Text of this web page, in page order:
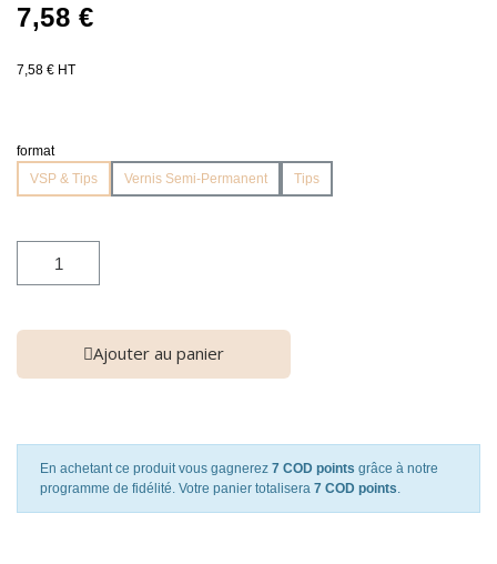
7,58 €
7,58 € HT
format
VSP & Tips
Vernis Semi-Permanent Tips
Ajouter au panier
En achetant ce produit vous gagnerez 7 COD points grâce à notre
programme de fidélité. Votre panier totalisera 7 COD points.